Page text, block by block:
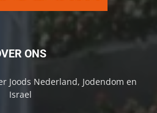
ONS
Joods Nederland, Jodendom en
Israel